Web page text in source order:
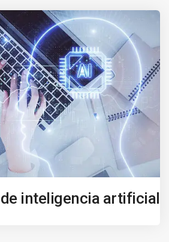
inteligencia artificial